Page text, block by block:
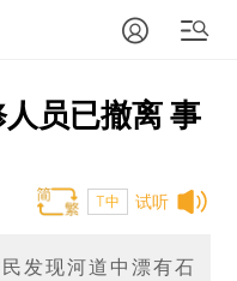
员已撤离 事
试听
T中
发现河道中漂有石